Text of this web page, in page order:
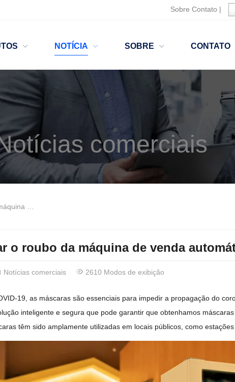
Sobre Contato |
NOTÍCIA SOBRE CONTATO
comerciais
de máscaras?
o roubo da máquina de venda
Notícias comerciais 2610 Modos de exibição
19, as máscaras são essenciais para impedir a propagação do
inteligente e segura que pode garantir que obtenhamos
têm sido amplamente utilizadas em locais públicos, como